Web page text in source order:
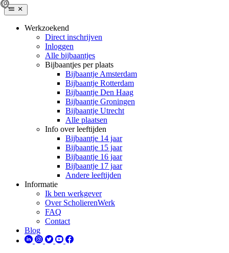
Werkzoekend
Direct inschrijven
Inloggen
Alle bijbaantjes
Bijbaantjes per plaats
Bijbaantje Amsterdam
Bijbaantje Rotterdam
Bijbaantje Den Haag
Bijbaantje Groningen
Bijbaantje Utrecht
Alle plaatsen
Info over leeftijden
Bijbaantje 14 jaar
Bijbaantje 15 jaar
Bijbaantje 16 jaar
Bijbaantje 17 jaar
Andere leeftijden
Informatie
Ik ben werkgever
Over ScholierenWerk
FAQ
Contact
Blog